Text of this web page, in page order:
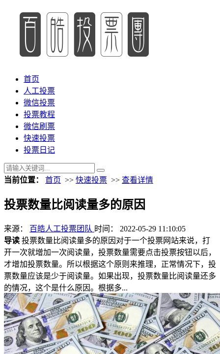
首页
人工投票
微信投票
投票教程
微信刷票
快速投票
投票日记
当前位置： 首页 >> 快速投票 >> 查看详情
投票数量比阅读量多的原因
来源： 百皓人工投票团队 时间： 2022-05-29 11:10:05
导读 投票数量比阅读量多的原因对于一个投票网站来说，打
开一次就增加一次阅读量，投票数量需要点击投票按钮以后，
才增加投票数量。所以根据这个原则来推理，正常情况下，投
票数量应该是少于阅读量。如果出现，投票数量比阅读量还多
的情况，这个是什么原因。根据多...